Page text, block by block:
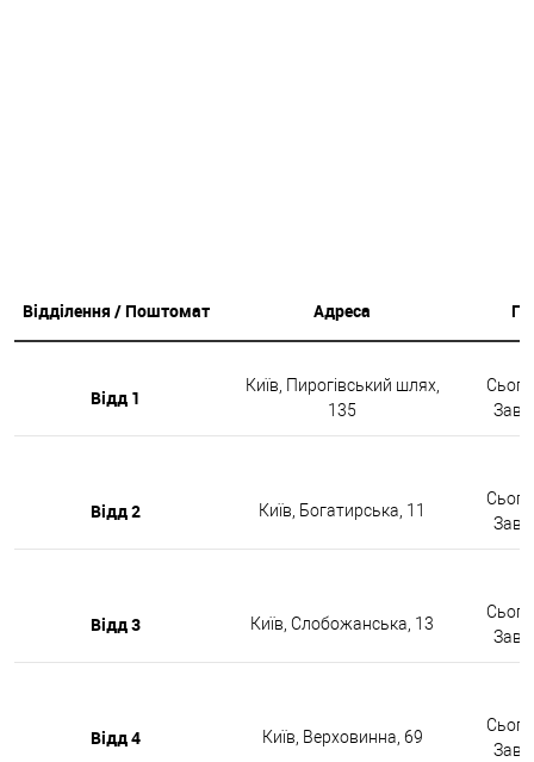
Відділення / Поштомат Адреса
Відд 1
Київ, Пирогівський шлях,
135
Відд 2 Київ, Богатирська, 11
Відд 3 Київ, Слобожанська, 13
Відд 4 Київ, Верховинна, 69